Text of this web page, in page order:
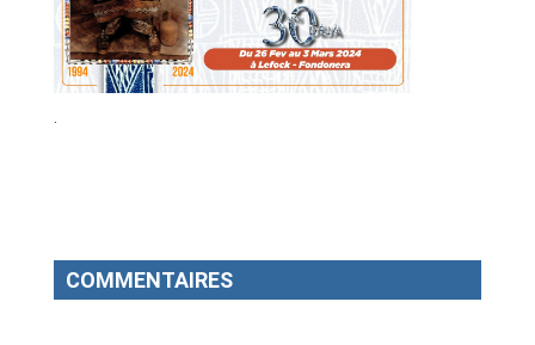
.
COMMENTAIRES